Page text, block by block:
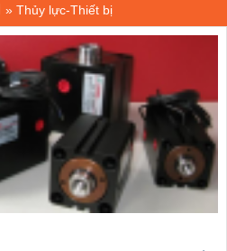
» Thủy lực-Thiết bị